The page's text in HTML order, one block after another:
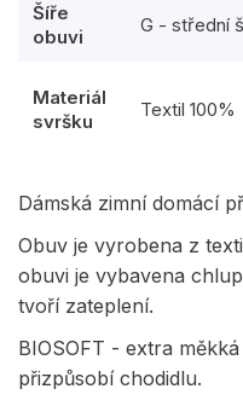
Šíře
obuvi
G - střední
Materiál
svršku
Textil 100%
Dámská zimní domácí
Obuv je vyrobena z
obuvi je vybavena
tvoří zateplení.
BIOSOFT - extra
přizpůsobí chodidlu.